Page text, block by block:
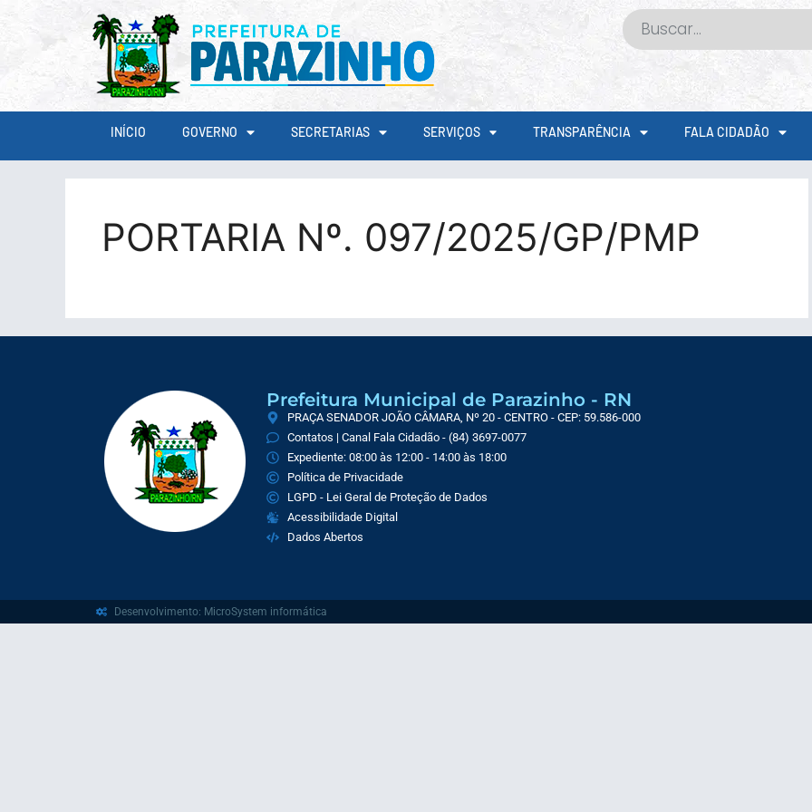
INÍCIO GOVERNO SECRETARIAS SERVIÇOS TRANSPARÊNCIA FALA CIDADÃO
PORTARIA Nº. 097/2025/GP/PMP
Prefeitura Municipal de Parazinho - RN
PRAÇA SENADOR JOÃO CÂMARA, Nº 20 - CENTRO - CEP: 59.586-000
Contatos | Canal Fala Cidadão - (84) 3697-0077
Expediente: 08:00 às 12:00 - 14:00 às 18:00
Política de Privacidade
LGPD - Lei Geral de Proteção de Dados
Acessibilidade Digital
Dados Abertos
Desenvolvimento: MicroSystem informática